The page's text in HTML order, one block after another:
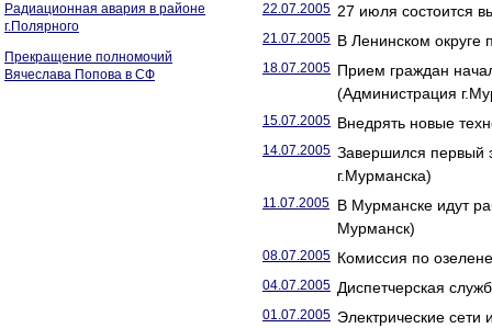
Радиационная авария в районе
г.Полярного
Прекращение полномочий
Вячеслава Попова в СФ
22.07.2005 27 июля состоится
21.07.2005 В Ленинском
18.07.2005 Прием граждан
(Администрация
15.07.2005 Внедрять новые
14.07.2005 Завершился первый
г.Мурманска)
11.07.2005 В Мурманске идут
Мурманск)
08.07.2005 Комиссия по
04.07.2005 Диспетчерская
01.07.2005 Электрические